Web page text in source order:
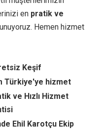
en pratik ve
Hemen hizmet
Keşif
Türkiye'ye hizmet
ve Hızlı Hizmet
Ehil Karotçu Ekip